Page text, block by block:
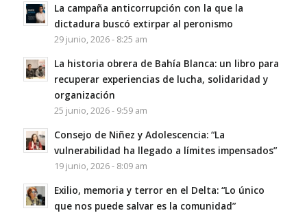
La campaña anticorrupción con la que la
dictadura buscó extirpar al peronismo
29 junio, 2026 - 8:25 am
La historia obrera de Bahía Blanca: un libro para
recuperar experiencias de lucha, solidaridad y
organización
25 junio, 2026 - 9:59 am
Consejo de Niñez y Adolescencia: “La
vulnerabilidad ha llegado a límites impensados”
19 junio, 2026 - 8:09 am
Exilio, memoria y terror en el Delta: “Lo único
que nos puede salvar es la comunidad”